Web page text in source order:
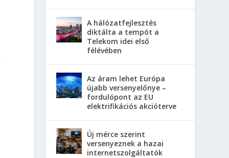
A hálózatfejlesztés
diktálta a tempót a
Telekom idei első
félévében
Az áram lehet Európa
újabb versenyelőnye –
fordulópont az EU
elektrifikációs akcióterve
Új mérce szerint
versenyeznek a hazai
internetszolgáltatók